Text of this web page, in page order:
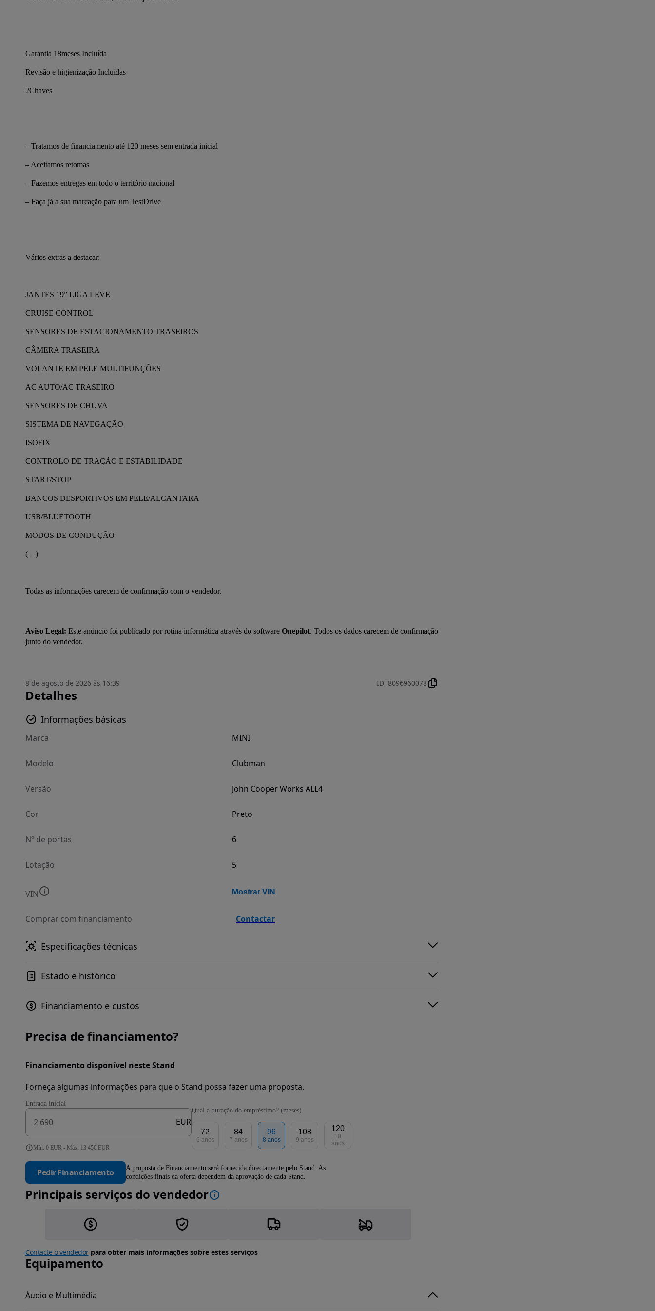
Garantia 18meses Incluída
Revisão e higienização Incluídas
2Chaves
– Tratamos de financiamento até 120 meses sem entrada inicial
– Aceitamos retomas
– Fazemos entregas em todo o território nacional
– Faça já a sua marcação para um TestDrive
Vários extras a destacar:
JANTES 19” LIGA LEVE
CRUISE CONTROL
SENSORES DE ESTACIONAMENTO TRASEIROS
CÂMERA TRASEIRA
VOLANTE EM PELE MULTIFUNÇÕES
AC AUTO/AC TRASEIRO
SENSORES DE CHUVA
SISTEMA DE NAVEGAÇÃO
ISOFIX
CONTROLO DE TRAÇÃO E ESTABILIDADE
START/STOP
BANCOS DESPORTIVOS EM PELE/ALCANTARA
USB/BLUETOOTH
MODOS DE CONDUÇÃO
(…)
Todas as informações carecem de confirmação com o vendedor.
Aviso Legal: Este anúncio foi publicado por rotina informática através do software Onepilot. Todos os dados carecem de confirmação
junto do vendedor.
8 de agosto de 2026 às 16:39 ID: 8096960078
Detalhes
Informações básicas
Marca MINI
Modelo Clubman
Versão John Cooper Works ALL4
Cor Preto
Nº de portas 6
Lotação 5
VIN Mostrar VIN
Comprar com financiamento Contactar
Especificações técnicas
Estado e histórico
Financiamento e custos
Precisa de financiamento?
Financiamento disponível neste Stand
Forneça algumas informações para que o Stand possa fazer uma proposta.
Entrada inicial
EUR
Mín. 0 EUR - Máx. 13 450 EUR
Qual a duração do empréstimo? (meses)
72
6 anos
84
7 anos
96
8 anos
108
9 anos
120
10
anos
Pedir Financiamento
A proposta de Financiamento será fornecida directamente pelo Stand. As
condições finais da oferta dependem da aprovação de cada Stand.
Principais serviços do vendedor
Contacte o vendedorpara obter mais informações sobre estes serviços
Equipamento
Áudio e Multimédia